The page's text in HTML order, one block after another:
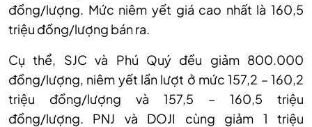
đồng/lượng. Mức niêm yết giá cao nhất là 160,5
triệu đồng/lượng bán ra.
Cụ thể, SJC và Phú Quý đều giảm 800.000
đồng/lượng, niêm yết lần lượt ở mức 157,2 – 160,2
triệu đồng/lượng và 157,5 – 160,5 triệu
đồng/lượng. PNJ và DOJI cùng giảm 1 triệu